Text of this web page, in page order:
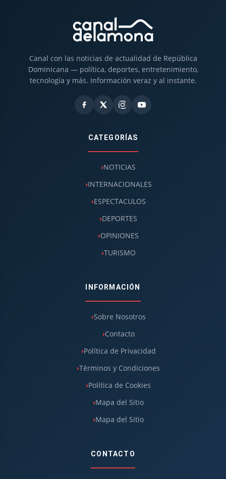
Canal con las noticias de actualidad de República
Dominicana — política, deportes, entretenimiento,
tecnología y más. Información veraz y al instante.
CATEGORÍAS
NOTICIAS
INTERNACIONALES
ESPECTACULOS
DEPORTES
OPINIONES
TURISMO
INFORMACIÓN
Sobre Nosotros
Contacto
Política de Privacidad
Términos y Condiciones
Política de Cookies
Mapa del Sitio
Mapa del Sitio
CONTACTO